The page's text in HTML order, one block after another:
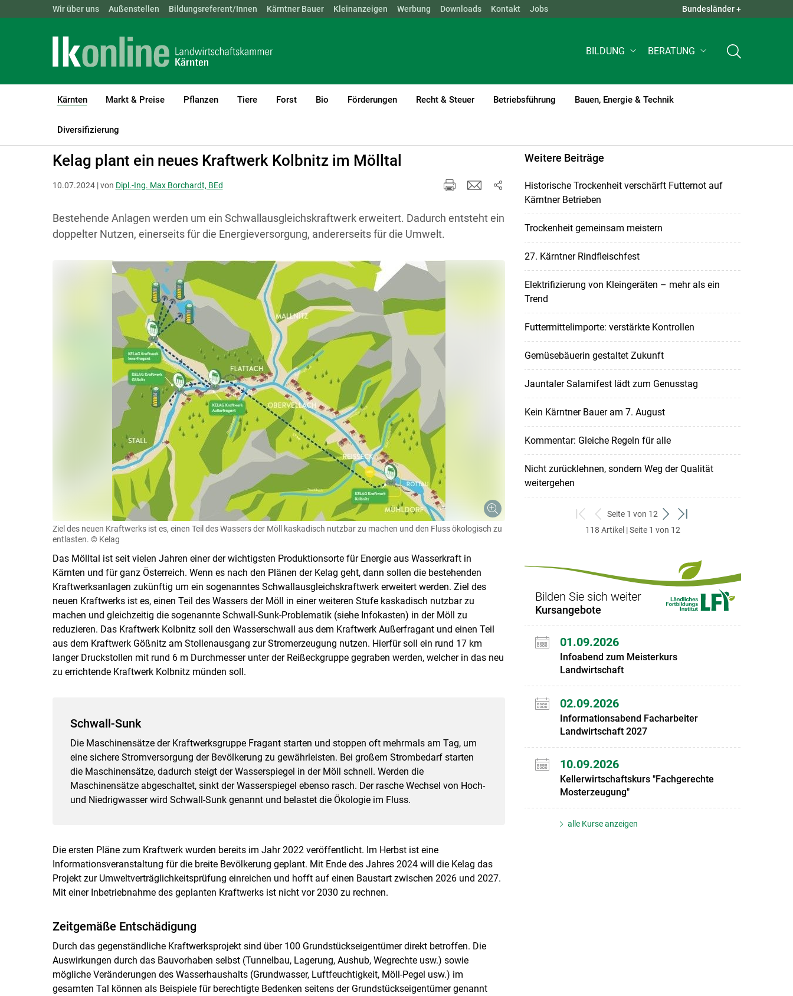
Skip to main content
Landwirtschaftskammern: ÖSTERREICH BGLD KTN NÖ OÖ SBG STMK TIROL VBG WIEN QUICK LINKS +
Wir über uns Außenstellen Bildungsreferent/Innen Kärntner Bauer Kleinanzeigen Werbung Downloads Kontakt Jobs Bundesländer +
BILDUNG BERATUNG
Kärnten
(current)1
Markt & Preise Pflanzen Tiere Forst Bio Förderungen Recht & Steuer Betriebsführung Bauen, Energie & Technik
Diversifizierung
LK Kärnten Kärnten
Kelag plant ein neues Kraftwerk Kolbnitz im Mölltal
10.07.2024 | von Dipl.-Ing. Max Borchardt, BEd
Bestehende Anlagen werden um ein Schwall­ausgleichskraftwerk erweitert. Dadurch entsteht ein
doppelter Nutzen, einerseits für die Energieversorgung, andererseits für die Umwelt.
Ziel des neuen Kraftwerks ist es, einen Teil des Wassers der Möll kaskadisch nutzbar zu machen und den Fluss ökologisch zu
entlasten. © Kelag
Das Mölltal ist seit vielen Jahren einer der wichtigsten Produktionsorte für Energie aus Wasserkraft in
Kärnten und für ganz Österreich. Wenn es nach den Plänen der Kelag geht, dann sollen die bestehenden
Kraftwerksanlagen zukünftig um ein sogenanntes Schwallausgleichskraftwerk erweitert werden. Ziel des
neuen Kraftwerks ist es, einen Teil des Wassers der Möll in einer weiteren Stufe kaskadisch nutzbar zu
machen und gleichzeitig die sogenannte Schwall-Sunk-Problematik (siehe Infokasten) in der Möll zu
reduzieren. Das Kraftwerk Kolbnitz soll den Wasserschwall aus dem Kraftwerk Außerfragant und einen Teil
aus dem Kraftwerk Gößnitz am Stollenausgang zur Stromerzeugung nutzen. Hierfür soll ein rund 17 km
langer Druckstollen mit rund 6 m Durchmesser unter der Reißeckgruppe gegraben werden, welcher in das neu
zu errichtende Kraftwerk Kolbnitz münden soll.
Schwall-Sunk
Die Maschinensätze der Kraftwerksgruppe Fragant starten und stoppen oft mehrmals am Tag, um
eine sichere Stromversorgung der Bevölkerung zu gewährleisten. Bei großem Strombedarf starten
die Maschinensätze, dadurch steigt der Wasserspiegel in der Möll schnell. Werden die
Maschinensätze abgeschaltet, sinkt der Wasserspiegel ebenso rasch. Der rasche Wechsel von Hoch-
und Niedrigwasser wird Schwall-Sunk genannt und belastet die Ökologie im Fluss.
Die ersten Pläne zum Kraftwerk wurden bereits im Jahr 2022 veröffentlicht. Im Herbst ist eine
Informationsveranstaltung für die breite Bevölkerung geplant. Mit Ende des Jahres 2024 will die Kelag das
Projekt zur Umweltverträglichkeitsprüfung einreichen und hofft auf einen Baustart zwischen 2026 und 2027.
Mit einer Inbetriebnahme des geplanten Kraftwerks ist nicht vor 2030 zu rechnen.
Zeitgemäße Entschädigung
Durch das gegenständliche Kraftwerksprojekt sind über 100 Grundstückseigentümer direkt betroffen. Die
Auswirkungen durch das Bauvorhaben selbst (Tunnelbau, Lagerung, Aushub, Wegrechte usw.) sowie
mögliche Veränderungen des Wasserhaushalts (Grundwasser, Luftfeuchtigkeit, Möll-Pegel usw.) im
gesamten Tal können als Beispiele für berechtigte Bedenken seitens der Grundstückseigentümer genannt
Weitere Beiträge
Historische Trockenheit verschärft Futternot auf
Kärntner Betrieben
Trockenheit gemeinsam meistern
27. Kärntner Rindfleischfest
Elektrifizierung von Kleingeräten – mehr als ein
Trend
Futtermittelimporte: verstärkte Kontrollen
Gemüsebäuerin gestaltet Zukunft
Jauntaler Salamifest lädt zum Genusstag
Kein Kärntner Bauer am 7. August
Kommentar: Gleiche Regeln für alle
Nicht zurücklehnen, sondern Weg der Qualität
weitergehen
zum
ersten
zurück
zum
Seite 1 von 12
weiter
zum
zum
118 Artikel | Seite 1 von 12
Bilden Sie sich weiter
Kursangebote
01.09.2026
Infoabend zum Meisterkurs
Landwirtschaft
02.09.2026
Informationsabend Facharbeiter
Landwirtschaft 2027
10.09.2026
Kellerwirtschaftskurs "Fachgerechte
Mosterzeugung"
alle Kurse anzeigen